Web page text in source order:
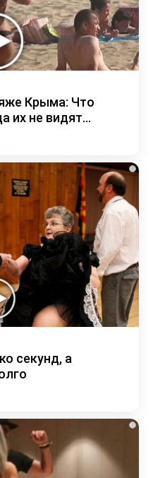
Крыма: Что
их не видят...
i
секунд, а
i